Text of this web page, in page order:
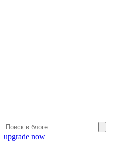
upgrade now